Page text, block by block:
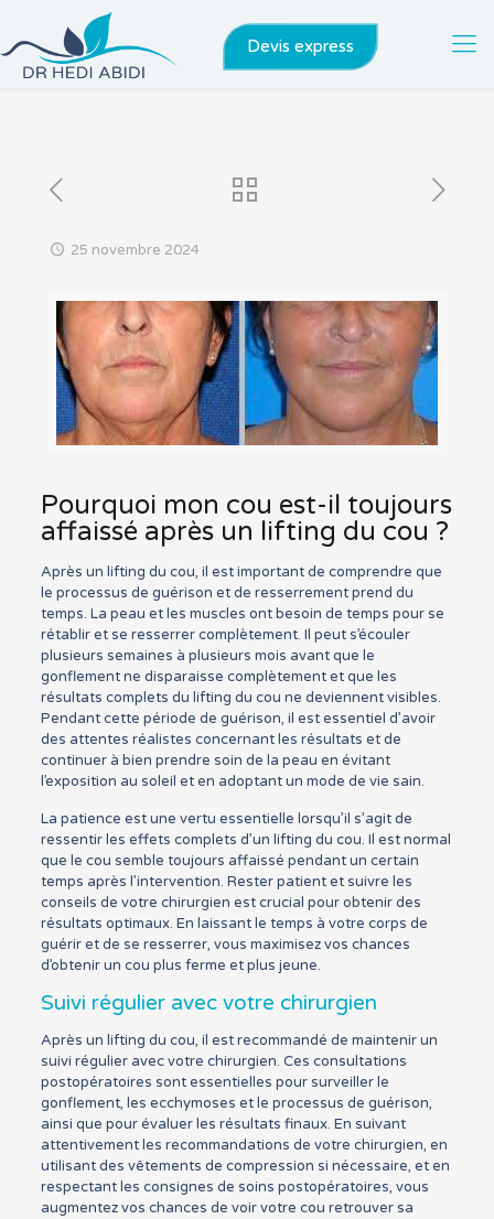
Devis express
25 novembre 2024
Pourquoi mon cou est-il toujours
affaissé après un lifting du cou ?
Après un lifting du cou, il est important de comprendre que
le processus de guérison et de resserrement prend du
temps. La peau et les muscles ont besoin de temps pour se
rétablir et se resserrer complètement. Il peut s’écouler
plusieurs semaines à plusieurs mois avant que le
gonflement ne disparaisse complètement et que les
résultats complets du lifting du cou ne deviennent visibles.
Pendant cette période de guérison, il est essentiel d’avoir
des attentes réalistes concernant les résultats et de
continuer à bien prendre soin de la peau en évitant
l’exposition au soleil et en adoptant un mode de vie sain.
La patience est une vertu essentielle lorsqu’il s’agit de
ressentir les effets complets d’un lifting du cou. Il est normal
que le cou semble toujours affaissé pendant un certain
temps après l’intervention. Rester patient et suivre les
conseils de votre chirurgien est crucial pour obtenir des
résultats optimaux. En laissant le temps à votre corps de
guérir et de se resserrer, vous maximisez vos chances
d’obtenir un cou plus ferme et plus jeune.
Suivi régulier avec votre chirurgien
Après un lifting du cou, il est recommandé de maintenir un
suivi régulier avec votre chirurgien. Ces consultations
postopératoires sont essentielles pour surveiller le
gonflement, les ecchymoses et le processus de guérison,
ainsi que pour évaluer les résultats finaux. En suivant
attentivement les recommandations de votre chirurgien, en
utilisant des vêtements de compression si nécessaire, et en
respectant les consignes de soins postopératoires, vous
augmentez vos chances de voir votre cou retrouver sa